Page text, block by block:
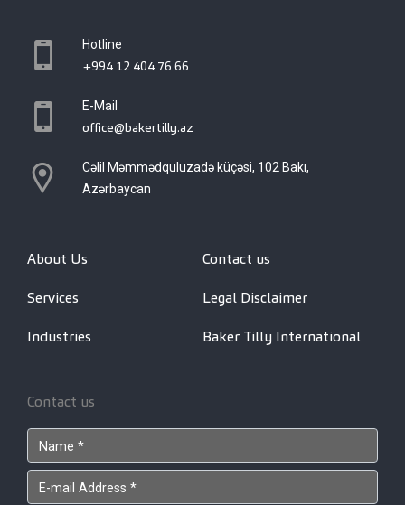
Hotline
+994 12 404 76 66
E-Mail
office@bakertilly.az
Cəlil Məmmədquluzadə küçəsi, 102 Bakı,
Azərbaycan
About Us
Services
Industries
Contact us
Legal Disclaimer
Baker Tilly International
Contact us